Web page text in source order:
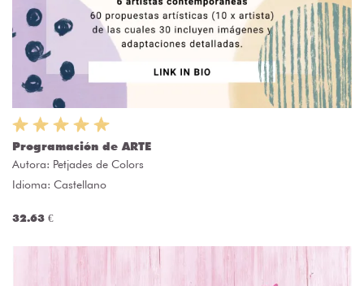
Programación de ARTE
Autora: Petjades de Colors
Idioma: Castellano
32.63 €